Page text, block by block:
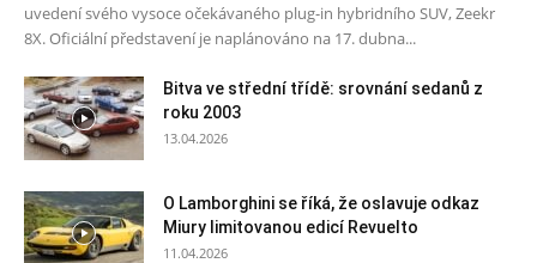
uvedení svého vysoce očekávaného plug-in hybridního SUV, Zeekr
8X. Oficiální představení je naplánováno na 17. dubna...
Bitva ve střední třídě: srovnání sedanů z
roku 2003
13.04.2026
O Lamborghini se říká, že oslavuje odkaz
Miury limitovanou edicí Revuelto
11.04.2026